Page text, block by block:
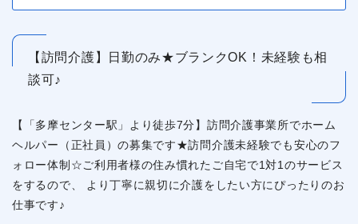
【訪問介護】日勤のみ★ブランクOK！未経験も相
談可♪
【「多摩センター駅」より徒歩7分】訪問介護事業所でホーム
ヘルパー（正社員）の募集です★訪問介護未経験でも安心のフ
ォロー体制☆ご利用者様の住み慣れたご自宅で1対1のサービス
をするので、 より丁寧に親切に介護をしたい方にぴったりのお
仕事です♪